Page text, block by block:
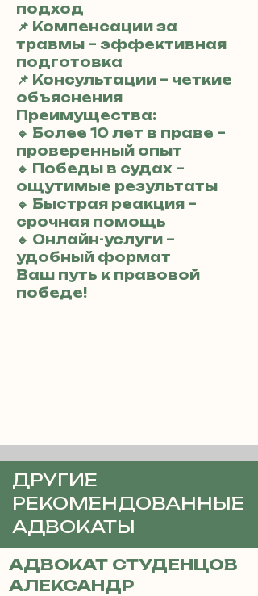
подход
📌 Компенсации за
травмы – эффективная
подготовка
📌 Консультации – четкие
объяснения
Преимущества:
🔹 Более 10 лет в праве –
проверенный опыт
🔹 Победы в судах –
ощутимые результаты
🔹 Быстрая реакция –
срочная помощь
🔹 Онлайн-услуги –
удобный формат
Ваш путь к правовой
победе!
ДРУГИЕ
РЕКОМЕНДОВАННЫЕ
АДВОКАТЫ
АДВОКАТ СТУДЕНЦОВ
АЛЕКСАНДР